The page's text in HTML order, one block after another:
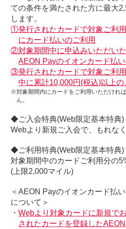
ての条件を満たされた方に最大
します。
①発行されたカードで対象ご利
にカード払いのご利用
②対象期間中に申込みいただい
AEON Payのイオンカード払
③発行されたカードで対象ご利
中に累計10,000円(税込)以上の
※対象期間内にカードをご利用いただけれ
ん。
◆ご入会特典(Web限定基本特典)
Webより新規ご入会で、もれな
◆ご利用特典(Web限定基本特典)
対象期間中のカードご利用分の
(上限2,000マイル)
＜AEON Payのイオンカード払
について＞
・Webより対象カードに新規で
されたカードを登録した